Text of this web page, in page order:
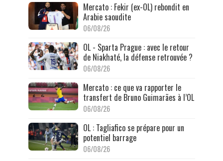
Mercato : Fekir (ex-OL) rebondit en
Arabie saoudite
06/08/26
OL - Sparta Prague : avec le retour
de Niakhaté, la défense retrouvée ?
06/08/26
Mercato : ce que va rapporter le
transfert de Bruno Guimarães à l’OL
06/08/26
OL : Tagliafico se prépare pour un
potentiel barrage
06/08/26